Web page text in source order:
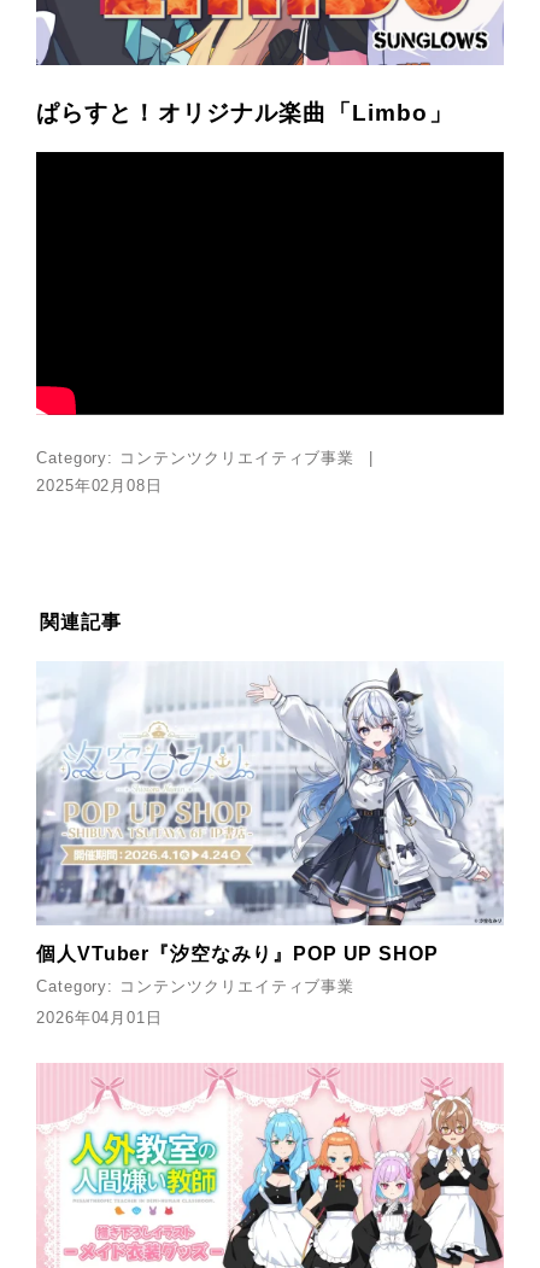
ぱらすと！オリジナル楽曲「Limbo」
Category: コンテンツクリエイティブ事業
2025年02月08日
関連記事
個人VTuber『汐空なみり』POP UP SHOP
Category: コンテンツクリエイティブ事業
2026年04月01日